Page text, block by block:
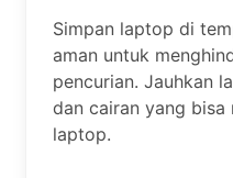
Simpan laptop di
aman untuk
pencurian. Jauhkan
dan cairan yang bisa
laptop.